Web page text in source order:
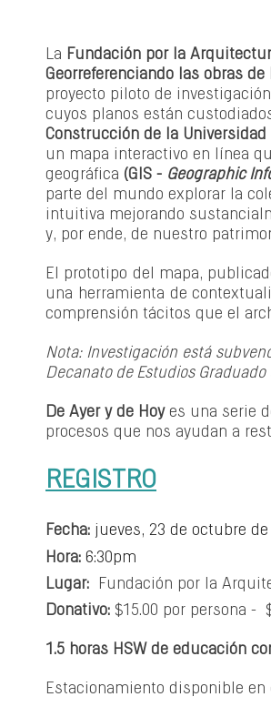
La Fundación por la
Georreferenciando las obras
proyecto piloto de
cuyos planos están
Construcción de la Universidad
un mapa interactivo en línea
geográfica (GIS - Geographic
parte del mundo explorar la
intuitiva mejorando
y, por ende, de nuestro
El prototipo del mapa,
una herramienta de
comprensión tácitos que el
Nota: Investigación está
Decanato de Estudios
De Ayer y de Hoy es una serie
procesos que nos ayudan a
REGISTRO
Fecha: jueves, 23 de octubre de
Hora: 6:30pm
Lugar:
Fundación por la
Donativo: $15.00 por persona -
1.5 horas HSW de educación
Estacionamiento disponible